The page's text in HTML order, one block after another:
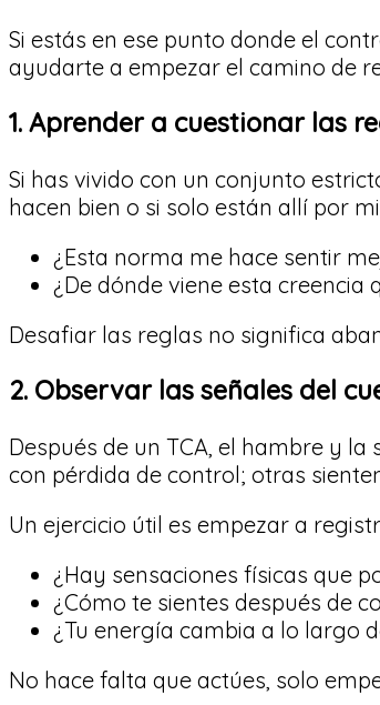
Si estás en ese punto donde el
ayudarte a empezar el camino de
1. Aprender a cuestionar las
Si has vivido con un conjunto
hacen bien o si solo están allí por
¿Esta norma me hace sentir
¿De dónde viene esta
Desafiar las reglas no significa
2. Observar las señales del
Después de un TCA, el hambre y
con pérdida de control; otras
Un ejercicio útil es empezar a
¿Hay sensaciones físicas que
¿Cómo te sientes después de
¿Tu energía cambia a lo largo
No hace falta que actúes, solo